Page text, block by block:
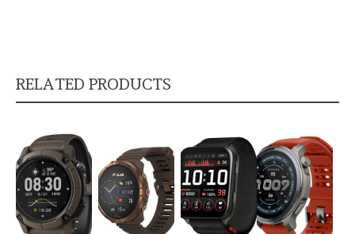
RELATED PRODUCTS